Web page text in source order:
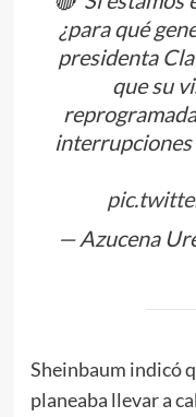
¿para qué
presidenta
que su
interrupciones
— Azucena
Sheinbaum indicó
planeaba llevar a